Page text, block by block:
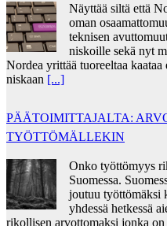
Näyttää siltä että
oman
teknisen
niskoille sekä nyt
Nordea yrittää tuoreeltaa
niskaan [...]
PÄÄTOIMITTAJALTA:
TYÖTTÖMÄLLEKIN
Onko työttömyys
Suomessa.
joutuu työttömäksi
yhdessä hetkessä
rikollisen arvottomaksi jonka on